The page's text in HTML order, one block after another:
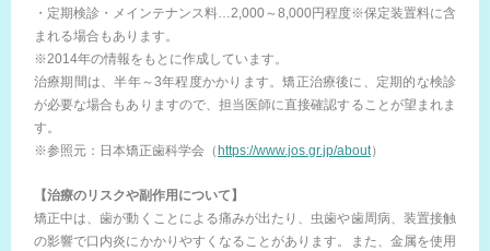
・定期検診・メインテナンス料…2,000～8,000円程度※保定装置料に含
まれる場合もあります。
※2014年の情報をもとに作成しています。
治療期間は、半年～3年程度かかります。矯正治療後に、定期的な検診
が必要な場合もありますので、担当医師に直接確認することが望まれま
す。
※参照元：日本矯正歯科学会（ https://www.jos.gr.jp/about）
【治療のリスクや副作用について】
矯正中は、歯が動くことによる痛みが出たり、虫歯や歯周病、装置接触
の影響で口内炎にかかりやすくなることがあります。また、金属を使用